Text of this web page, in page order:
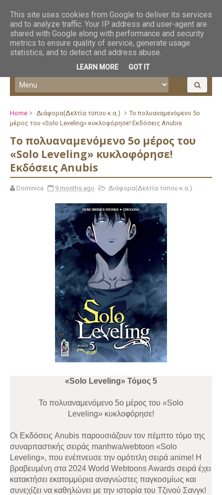
Home Διάφορα(Δελτία τύπου κ.α.)
Το πολυαναμενόμενο 5ο
μέρος του «Solo Leveling» κυκλοφόρησε! Εκδόσεις Anubis
Το πολυαναμενόμενο 5ο μέρος του
«Solo Leveling» κυκλοφόρησε!
Εκδόσεις Anubis
Dominica 9 months ago Διάφορα(Δελτία τύπου κ.α.)
«Solo Leveling» Τόμος 5
Το πολυαναμενόμενο 5ο μέρος του «Solo
Leveling» κυκλοφόρησε!
Οι Εκδόσεις Anubis παρουσιάζουν τον πέμπτο τόμο της
συναρπαστικής σειράς manhwa/webtoon «Solo
Leveling», που ενέπνευσε την ομότιτλη σειρά anime! Η
βραβευμένη στα 2024 World Webtoons Awards σειρά έχει
κατακτήσει εκατομμύρια αναγνώστες παγκοσμίως και
συνεχίζει να καθηλώνει με την ιστορία του Τζινού Σανγκ!
This site uses cookies from Google to deliver its services
and to analyze traffic. Your IP address and user-agent are
shared with Google along with performance and security
metrics to ensure quality of service, generate usage
statistics, and to detect and address abuse.
LEARN MORE GOT IT